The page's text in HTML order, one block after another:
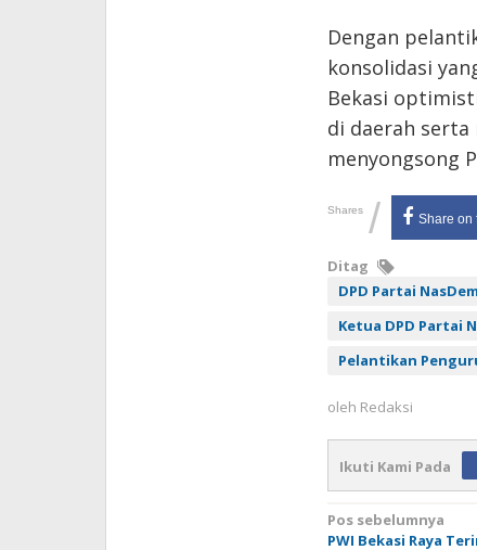
Dengan
konsolidasi
Bekasi
di daerah
menyongsong
Shares / Share on
Ditag
DPD Partai
Ketua DPD Partai
Pelantikan
oleh Redaksi
Ikuti Kami Pada
Navigasi
Pos sebelumnya
PWI Bekasi Raya